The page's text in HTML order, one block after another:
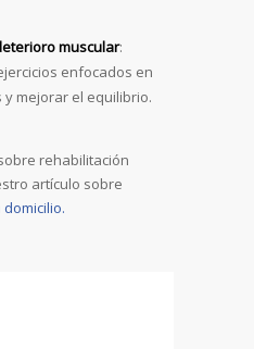
muscular:
enfocados en
mejorar el equilibrio.
rehabilitación
artículo sobre